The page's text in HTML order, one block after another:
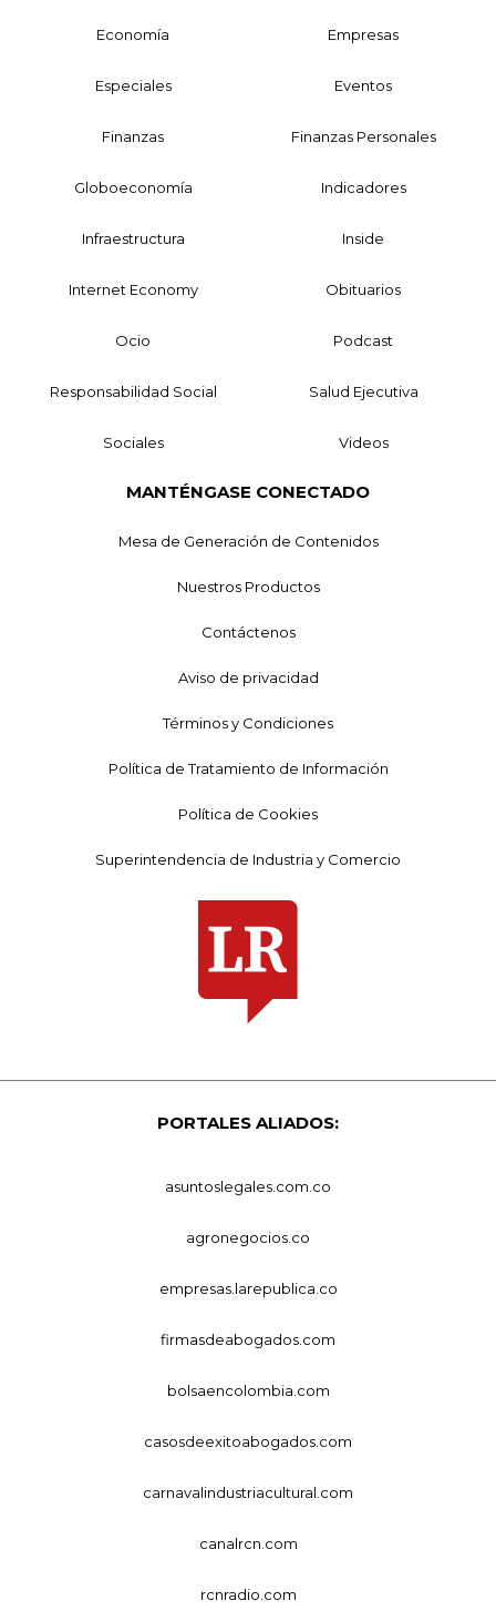
Economía Empresas
Especiales Eventos
Finanzas Finanzas Personales
Globoeconomía Indicadores
Infraestructura Inside
Internet Economy Obituarios
Ocio Podcast
Responsabilidad Social Salud Ejecutiva
Sociales Videos
MANTÉNGASE CONECTADO
Mesa de Generación de Contenidos
Nuestros Productos
Contáctenos
Aviso de privacidad
Términos y Condiciones
Política de Tratamiento de Información
Política de Cookies
Superintendencia de Industria y Comercio
PORTALES ALIADOS:
asuntoslegales.com.co
agronegocios.co
empresas.larepublica.co
firmasdeabogados.com
bolsaencolombia.com
casosdeexitoabogados.com
carnavalindustriacultural.com
canalrcn.com
rcnradio.com